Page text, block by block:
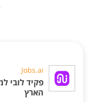
Jobs.ai
פקיד לובי
הארץ